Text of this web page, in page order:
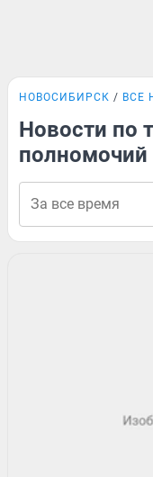
НОВОСИБИРСК ВСЕ
Новости по
полномочий